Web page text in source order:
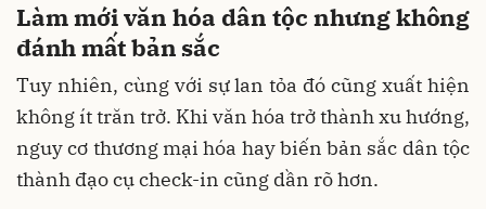
Làm mới văn hóa dân tộc nhưng không
đánh mất bản sắc
Tuy nhiên, cùng với sự lan tỏa đó cũng xuất hiện
không ít trăn trở. Khi văn hóa trở thành xu hướng,
nguy cơ thương mại hóa hay biến bản sắc dân tộc
thành đạo cụ check-in cũng dần rõ hơn.